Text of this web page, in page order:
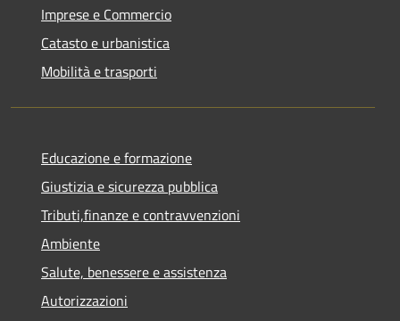
Imprese e Commercio
Catasto e urbanistica
Mobilità e trasporti
Educazione e formazione
Giustizia e sicurezza pubblica
Tributi,finanze e contravvenzioni
Ambiente
Salute, benessere e assistenza
Autorizzazioni